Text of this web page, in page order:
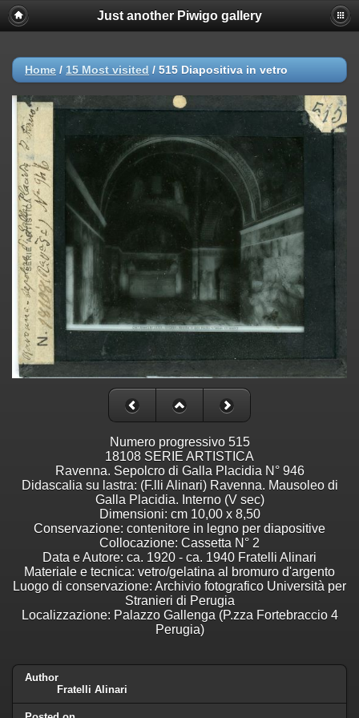
Just another Piwigo gallery
Home / 15 Most visited / 515 Diapositiva in vetro
Numero progressivo 515
18108 SERIE ARTISTICA
Ravenna. Sepolcro di Galla Placidia N° 946
Didascalia su lastra: (F.lli Alinari) Ravenna. Mausoleo di
Galla Placidia. Interno (V sec)
Dimensioni: cm 10,00 x 8,50
Conservazione: contenitore in legno per diapositive
Collocazione: Cassetta N° 2
Data e Autore: ca. 1920 - ca. 1940 Fratelli Alinari
Materiale e tecnica: vetro/gelatina al bromuro d'argento
Luogo di conservazione: Archivio fotografico Università per
Stranieri di Perugia
Localizzazione: Palazzo Gallenga (P.zza Fortebraccio 4
Perugia)
Author
Fratelli Alinari